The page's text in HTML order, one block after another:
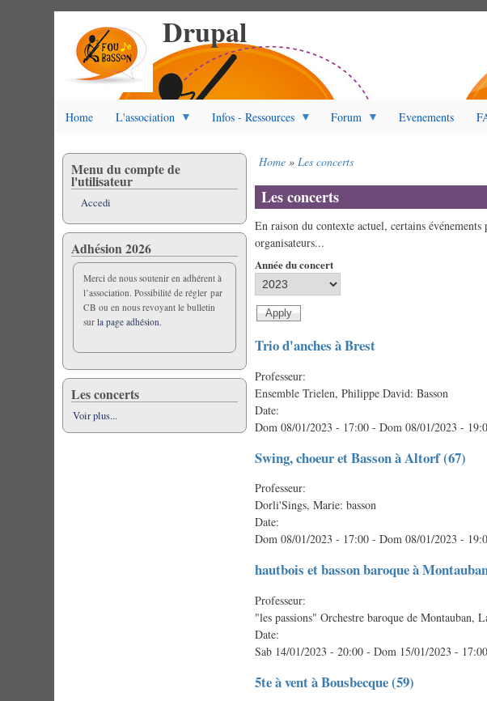
Drupal
Home L'association Infos - Ressources Forum Evenements
di
pane
Home Les concerts
Les concerts
En raison du contexte actuel, certains
organisateurs...
Année du concert
Trio d'anches à Brest
Professeur:
Ensemble Trielen, Philippe David: Basson
Date:
Dom 08/01/2023 - 17:00 -Dom 08/01/2023 -
Swing, choeur et Basson à Altorf (67)
Professeur:
Dorli'Sings, Marie: basson
Date:
Dom 08/01/2023 - 17:00 -Dom 08/01/2023 -
hautbois et basson baroque à
Professeur:
"les passions" Orchestre baroque de Montauban,
Date:
Sab 14/01/2023 - 20:00 -Dom 15/01/2023 - 17:00
5te à vent à Bousbecque (59)
Menu du compte de
l'utilisateur
Accedi
Adhésion 2026
Merci de nous soutenir en adhérent à
l’association. Possibilité de régler par
CB ou en nous revoyant le bulletin
surla page adhésion.
Les concerts
Voir plus...